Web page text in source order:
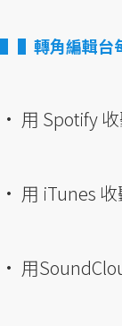
▌轉角編輯台
• 用 Spotify 收
• 用 iTunes 收
• 用